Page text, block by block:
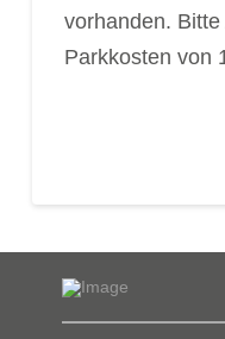
vorhanden.
Parkkosten von